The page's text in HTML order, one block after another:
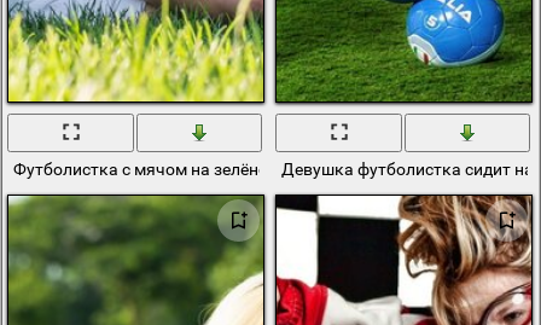
Футболистка с мячом на зелёной травеДевушка футболистка сидит на